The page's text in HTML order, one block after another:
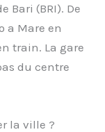
Bari (BRI). De
a Mare en
train. La gare
du centre
la ville ?